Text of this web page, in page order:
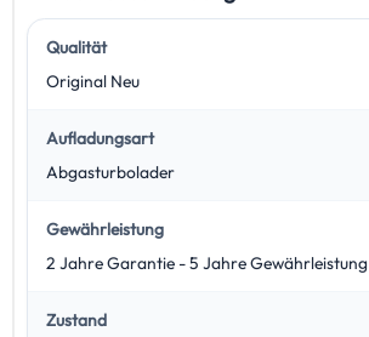
Qualität
Original Neu
Aufladungsart
Abgasturbolader
Gewährleistung
2 Jahre Garantie - 5 Jahre Gewährleistung
Zustand